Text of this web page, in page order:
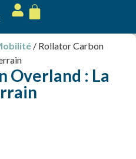
/ Rollator Carbon
Overland : La